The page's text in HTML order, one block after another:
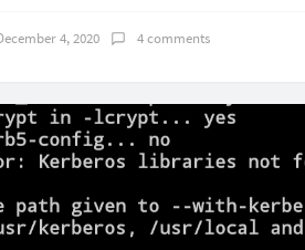
4, 2020 4 comments